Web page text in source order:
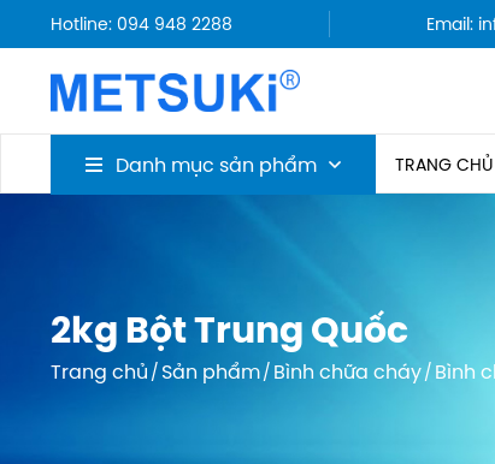
Hotline: 094 948 2288 Email:
Danh mục sản phẩm TRANG CHỦ
2kg Bột Trung Quốc
Trang chủ Sản phẩm Bình chữa cháy Bình